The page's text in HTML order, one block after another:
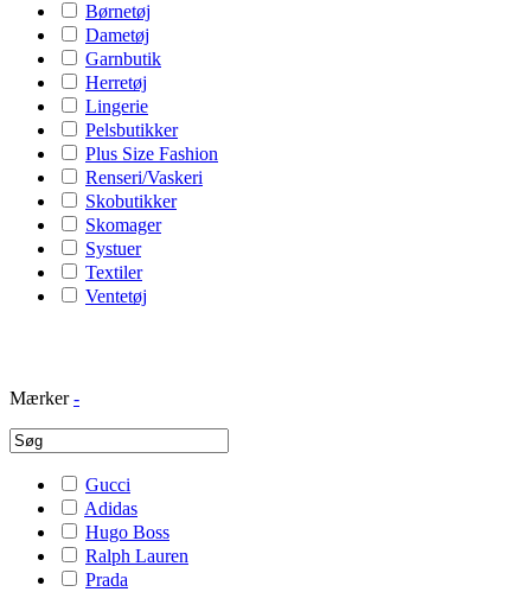
Børnetøj
Dametøj
Garnbutik
Herretøj
Lingerie
Pelsbutikker
Plus Size Fashion
Renseri/Vaskeri
Skobutikker
Skomager
Systuer
Textiler
Ventetøj
Mærker -
Gucci
Adidas
Hugo Boss
Ralph Lauren
Prada